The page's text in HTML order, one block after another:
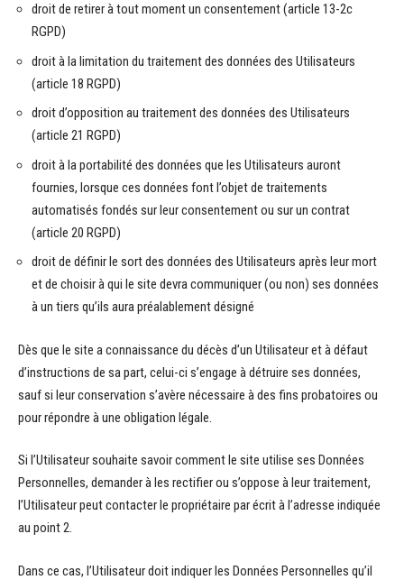
droit de retirer à tout moment un consentement (article 13-2c
RGPD)
droit à la limitation du traitement des données des Utilisateurs
(article 18 RGPD)
droit d’opposition au traitement des données des Utilisateurs
(article 21 RGPD)
droit à la portabilité des données que les Utilisateurs auront
fournies, lorsque ces données font l’objet de traitements
automatisés fondés sur leur consentement ou sur un contrat
(article 20 RGPD)
droit de définir le sort des données des Utilisateurs après leur mort
et de choisir à qui le site devra communiquer (ou non) ses données
à un tiers qu’ils aura préalablement désigné
Dès que le site a connaissance du décès d’un Utilisateur et à défaut
d’instructions de sa part, celui-ci s’engage à détruire ses données,
sauf si leur conservation s’avère nécessaire à des fins probatoires ou
pour répondre à une obligation légale.
Si l’Utilisateur souhaite savoir comment le site utilise ses Données
Personnelles, demander à les rectifier ou s’oppose à leur traitement,
l’Utilisateur peut contacter le propriétaire par écrit à l’adresse indiquée
au point 2.
Dans ce cas, l’Utilisateur doit indiquer les Données Personnelles qu’il